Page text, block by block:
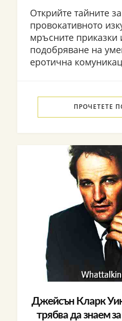
Открийте тайните
провокативното
мръсните приказки
подобряване на
еротична
ПРОЧЕТЕТЕ
Джейсън Кларк
трябва да знаем